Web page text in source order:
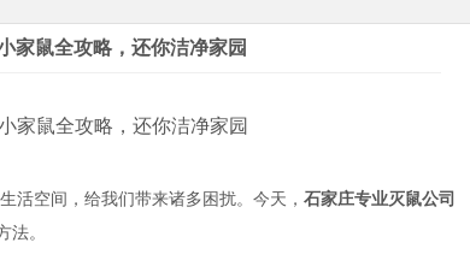
家鼠全攻略，还你洁净家园
家鼠全攻略，还你洁净家园
活空间，给我们带来诸多困扰。今天， 石家庄专业灭鼠公司
法。